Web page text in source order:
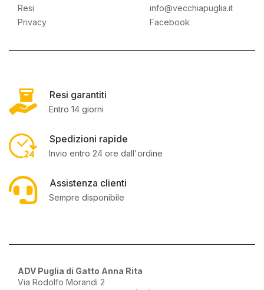
Resi
Privacy
info@vecchiapuglia.it
Facebook
Resi garantiti
Entro 14 giorni
Spedizioni rapide
Invio entro 24 ore dall'ordine
Assistenza clienti
Sempre disponibile
ADV Puglia di Gatto Anna Rita
Via Rodolfo Morandi 2